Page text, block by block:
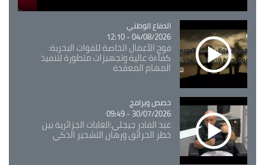
Catégorie
الدفاع الوطني
04/08/2026 - 12:10
فوج الأعمال الخاصة للقوات البحرية:
كفاءة عالية وتجهيزات متطورة لتنفيذ
المهام المعقدة
Catégorie
حصص وبرامج
30/07/2026 - 09:49
عبد القادر جيجلي:الغابات الجزائرية بين
خطر الحرائق ورهان التشجير الذكي